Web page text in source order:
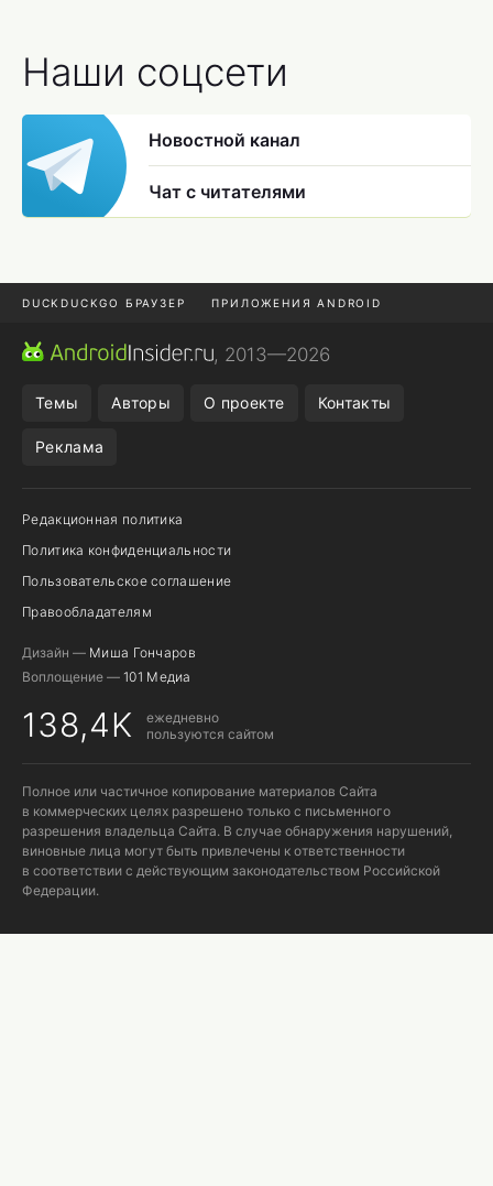
Наши соцсети
Новостной канал
Чат с читателями
DUCKDUCKGO БРАУЗЕР ПРИЛОЖЕНИЯ ANDROID
CHROME БРАУЗЕР
, 2013—2026
Темы Авторы О проекте Контакты
Реклама
Редакционная политика
Политика конфиденциальности
Пользовательское соглашение
Правообладателям
Дизайн — Миша Гончаров
Воплощение — 101 Медиа
138,4K
ежедневно
пользуются сайтом
Полное или частичное копирование материалов Сайта
в коммерческих целях разрешено только с письменного
разрешения владельца Сайта. В случае обнаружения нарушений,
виновные лица могут быть привлечены к ответственности
в соответствии с действующим законодательством Российской
Федерации.